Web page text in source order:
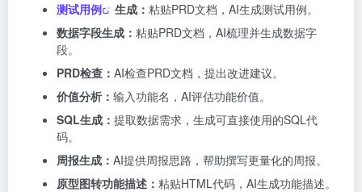
测试用例
生成： 粘贴PRD文档，AI生成测试用例。
数据字段生成： 粘贴PRD文档，AI梳理并生成数据字
段。
PRD检查： AI检查PRD文档，提出改进建议。
价值分析： 输入功能名，AI评估功能价值。
SQL生成： 提取数据需求，生成可直接使用的SQL代
码。
周报生成： AI提供周报思路，帮助撰写更量化的周报。
原型图转功能描述： 粘贴HTML代码，AI生成功能描述。